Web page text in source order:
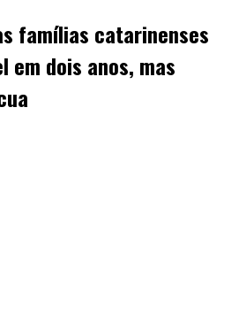
famílias catarinenses
em dois anos, mas